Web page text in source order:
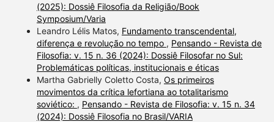
(2025): Dossiê Filosofia da Religião/Book
Symposium/Varia
Leandro Lélis Matos, Fundamento transcendental,
diferença e revolução no tempo , Pensando - Revista de
Filosofia: v. 15 n. 36 (2024): Dossiê Filosofar no Sul:
Problemáticas políticas, institucionais e éticas
Martha Gabrielly Coletto Costa, Os primeiros
movimentos da crítica lefortiana ao totalitarismo
soviético: , Pensando - Revista de Filosofia: v. 15 n. 34
(2024): Dossiê Filosofia no Brasil/VARIA